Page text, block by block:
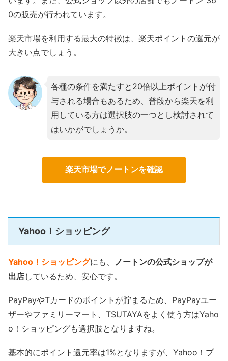
0の販売が行われています。
楽天市場を利用する最大の特徴は、楽天ポイントの還元が
大きい点でしょう。
各種の条件を満たすと20倍以上ポイントが付
与される場合もあるため、普段から楽天を利
用している方は選択肢の一つとし検討されて
はいかがでしょうか。
楽天市場でノートンを確認
Yahoo！ショッピング
Yahoo！ショッピングにも、
ノートンの公式ショップが
出店しているため、安心です。
PayPayやTカードのポイントが貯まるため、PayPayユー
ザーやファミリーマート、TSUTAYAをよく使う方はYaho
o！ショッピングも選択肢となりますね。
基本的にポイント還元率は1%となりますが、Yahoo！プ